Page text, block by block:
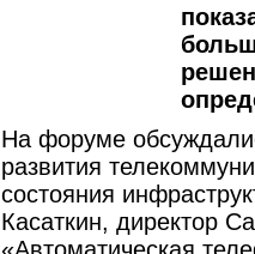
На форуме
развития
состояния
Касаткин, директор